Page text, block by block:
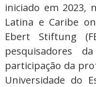
iniciado em 2023,
Latina e Caribe
Ebert Stiftung
pesquisadores
participação da
Universidade do